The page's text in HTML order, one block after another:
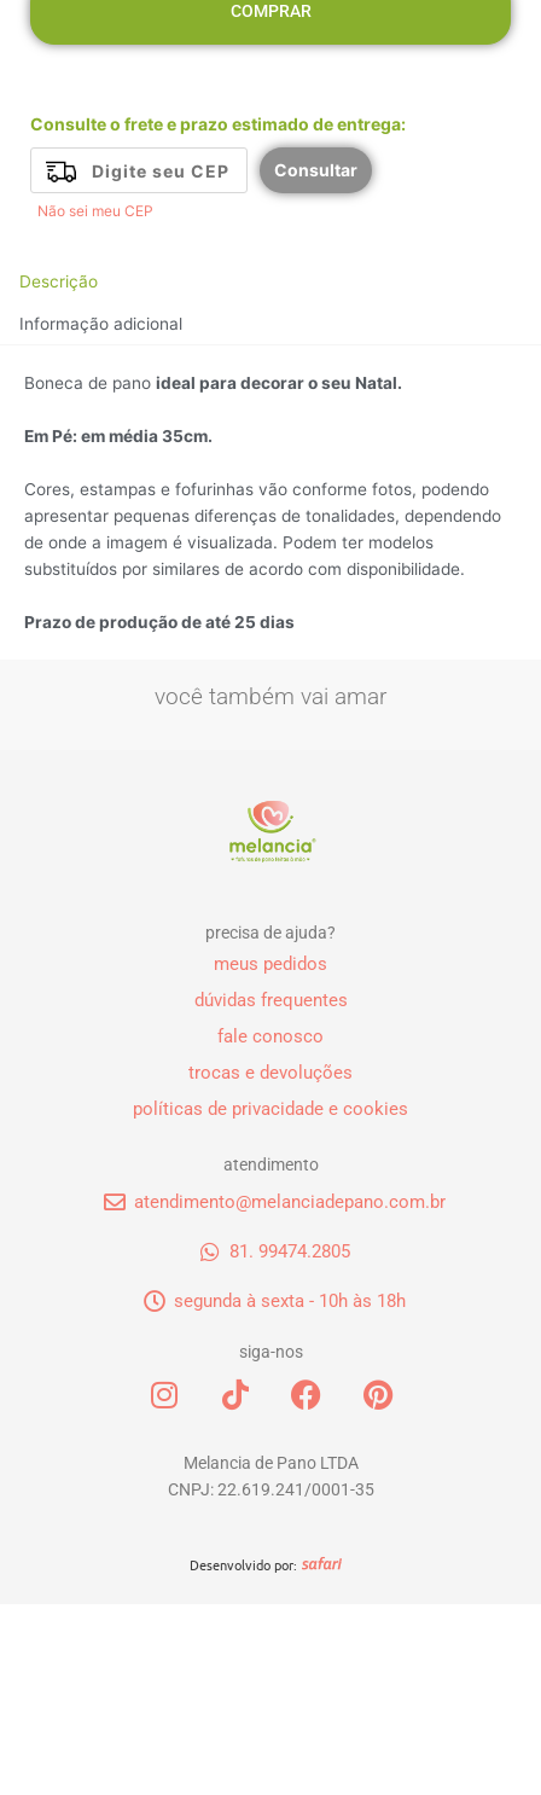
Verde
COMPRAR
Consulte o frete e prazo estimado de entrega:
Consultar
Não sei meu CEP
Descrição
Informação adicional
Boneca de pano ideal para decorar o seu Natal.
Em Pé: em média 35cm.
Cores, estampas e fofurinhas vão conforme fotos, podendo
apresentar pequenas diferenças de tonalidades, dependendo
de onde a imagem é visualizada. Podem ter modelos
substituídos por similares de acordo com disponibilidade.
Prazo de produção de até 25 dias
você também vai amar
precisa de ajuda?
meus pedidos
dúvidas frequentes
fale conosco
trocas e devoluções
políticas de privacidade e cookies
atendimento
atendimento@melanciadepano.com.br
81. 99474.2805
segunda à sexta - 10h às 18h
siga-nos
I
n
a
T
i
t
o
F
a
e
b
o
P
i
Melancia de Pano LTDA
CNPJ: 22.619.241/0001-35
Desenvolvido por: